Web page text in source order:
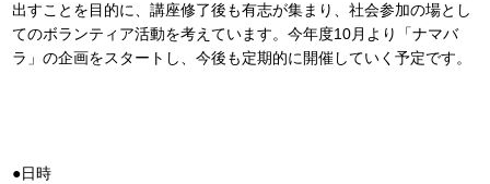
出すことを目的に、講座修了後も有志が集まり、社会参加の場とし
てのボランティア活動を考えています。今年度10月より「ナマバ
ラ」の企画をスタートし、今後も定期的に開催していく予定です。
●日時